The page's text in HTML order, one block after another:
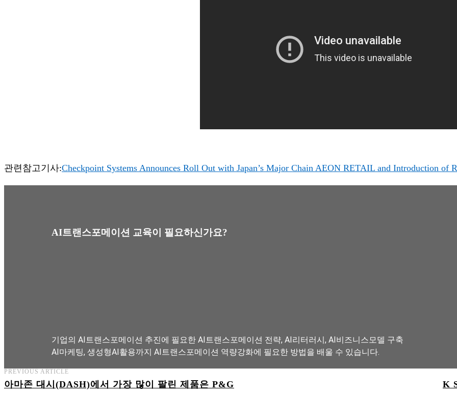
관련참고기사:Checkpoint Systems Announces Roll Out with Japan’s Major Chain AEON RETAIL and Introduction of
AI트랜스포메이션 교육이 필요하신가요?
기업의 AI트랜스포메이션 추진에 필요한 AI트랜스포메이션 전략, AI리터러시, AI비즈니스모델 구축
AI마케팅, 생성형AI활용까지 AI트랜스포메이션 역량강화에 필요한 방법을 배울 수 있습니다.
AI트랜스포메이션 아카데미 교육과정 보기
PREVIOUS ARTICLE
아마존 대시(DASH)에서 가장 많이 팔린 제품은 P&G K